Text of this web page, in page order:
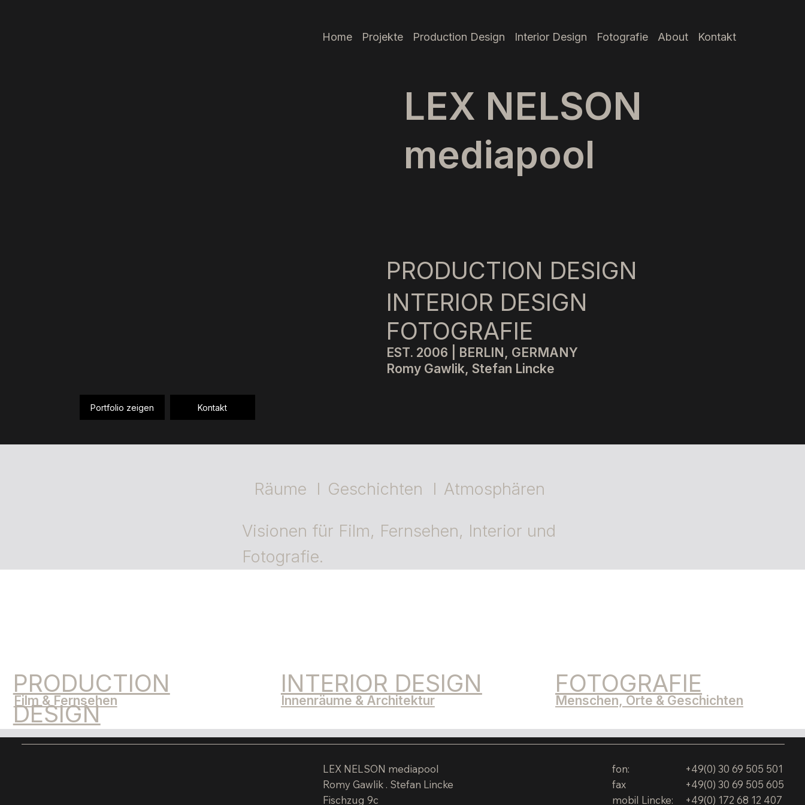
Home Projekte Production Design Interior Design Fotografie About Kontakt
LEX NELSON
mediapool
PRODUCTION DESIGN
INTERIOR DESIGN
FOTOGRAFIE
EST. 2006 | BERLIN, GERMANY
Romy Gawlik, Stefan Lincke
Portfolio zeigen Kontakt
Räume I Geschichten I Atmosphären
Visionen für Film, Fernsehen, Interior und
Fotografie.
PRODUCTION
DESIGN
Film & Fernsehen
INTERIOR DESIGN
Innenräume & Architektur
FOTOGRAFIE
Menschen, Orte & Geschichten
LEX NELSON mediapool
Romy Gawlik . Stefan Lincke
Fischzug 9c
+49(0) 30 69 505 501
+49(0) 30 69 505 605
+49(0) 172 68 12 407
fon:
fax
mobil Lincke: